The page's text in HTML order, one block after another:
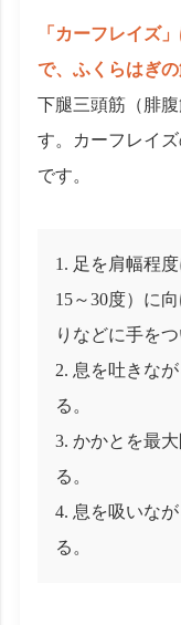
「カーフレイズ
で、ふくらはぎ
下腿三頭筋（腓
す。カーフレイ
です。
足を肩幅程
15～30度）に
りなどに手を
息を吐きな
る。
かかとを最
る。
息を吸いな
る。